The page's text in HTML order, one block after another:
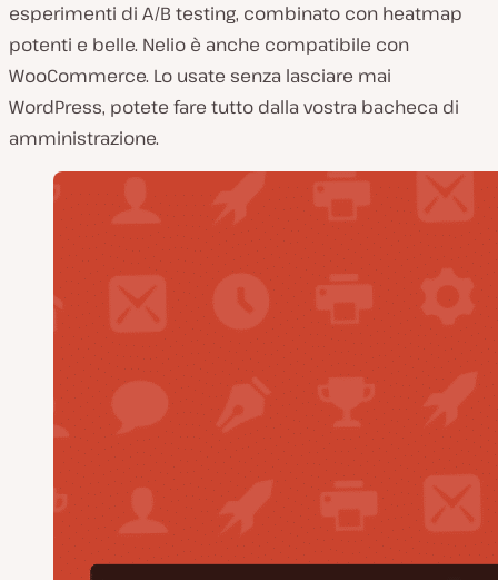
esperimenti di A/B testing, combinato con heatmap
potenti e belle. Nelio è anche compatibile con
WooCommerce. Lo usate senza lasciare mai
WordPress, potete fare tutto dalla vostra bacheca di
amministrazione.